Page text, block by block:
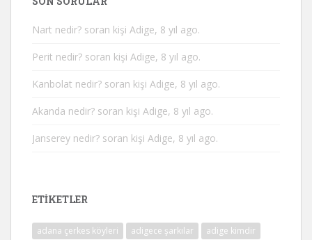
Nart nedir? soran kişi Adige, 8 yıl ago.
Perit nedir? soran kişi Adige, 8 yıl ago.
Kanbolat nedir? soran kişi Adige, 8 yıl ago.
Akanda nedir? soran kişi Adige, 8 yıl ago.
Janserey nedir? soran kişi Adige, 8 yıl ago.
ETIKETLER
adana çerkes köyleri adigece şarkılar
adige kimdir